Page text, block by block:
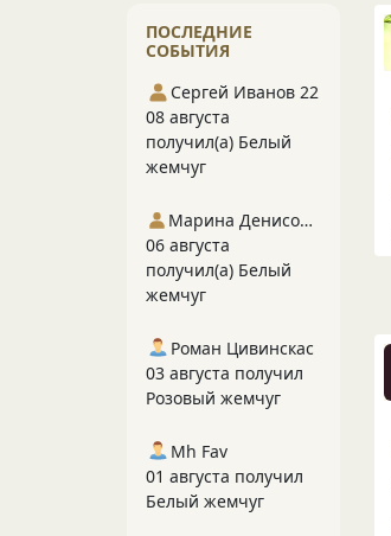
ПОСЛЕДНИЕ
СОБЫТИЯ
Сергей Иванов 22
08 августа
получил(а) Белый
жемчуг
Марина Денисова 5
06 августа
получил(а) Белый
жемчуг
Роман Цивинскас
03 августа получил
Розовый жемчуг
Mh Fav
01 августа получил
Белый жемчуг